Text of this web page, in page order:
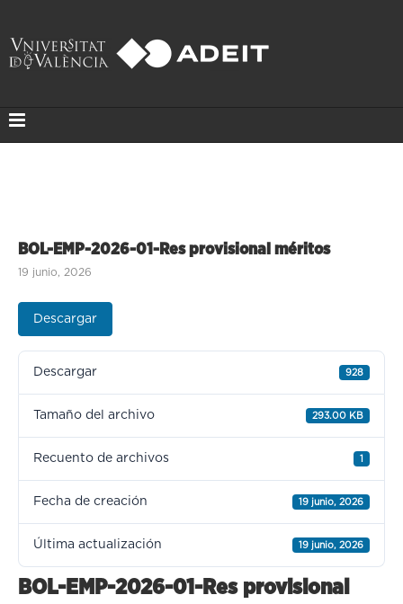
BOL-EMP-2026-01-Res provisional méritos
19 junio, 2026
Descargar
Descargar 928
Tamaño del archivo 293.00 KB
Recuento de archivos 1
Fecha de creación 19 junio, 2026
Última actualización 19 junio, 2026
BOL-EMP-2026-01-Res provisional